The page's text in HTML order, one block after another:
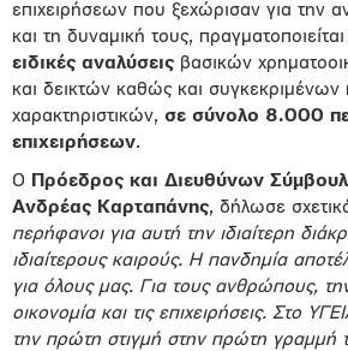
επιχειρήσεων που ξεχώρισαν για την
και τη δυναμική τους, πραγματοποιείται
ειδικές αναλύσεις βασικών
και δεικτών καθώς και συγκεκριμένων
χαρακτηριστικών, σε σύνολο 8.000
επιχειρήσεων.
O Πρόεδρος και Διευθύνων
Ανδρέας Καρταπάνης, δήλωσε
περήφανοι για αυτή την ιδιαίτερη
ιδιαίτερους καιρούς. Η πανδημία
για όλους μας. Για τους ανθρώπους,
οικονομία και τις επιχειρήσεις. Στο
την πρώτη στιγμή στην πρώτη γραμμή